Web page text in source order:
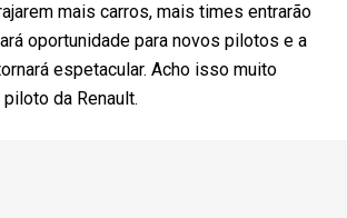
mais carros, mais times entrarão
oportunidade para novos pilotos e a
espetacular. Acho isso muito
da Renault.